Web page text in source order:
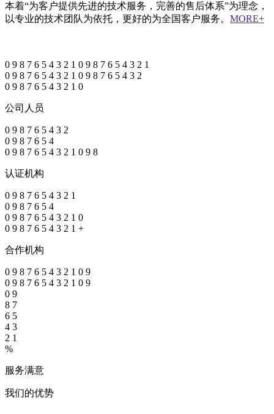
本着“为客户提供先进的技术服务，完善的售后体系”为理念，
以专业的技术团队为依托，更好的为全国客户服务。 MORE+
0 9 8 7 6 5 4 3 2 1 0 9 8 7 6 5 4 3 2 1
0 9 8 7 6 5 4 3 2 1 0 9 8 7 6 5 4 3 2
0 9 8 7 6 5 4 3 2 1 0
公司人员
0 9 8 7 6 5 4 3 2
0 9 8 7 6 5 4
0 9 8 7 6 5 4 3 2 1 0 9 8
认证机构
0 9 8 7 6 5 4 3 2 1
0 9 8 7 6 5 4
0 9 8 7 6 5 4 3 2 1 0
0 9 8 7 6 5 4 3 2 1 +
合作机构
0 9 8 7 6 5 4 3 2 1 0 9
0 9 8 7 6 5 4 3 2 1 0 9
0 9
8 7
6 5
4 3
2 1
%
服务满意
我们的优势